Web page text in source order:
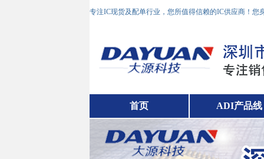
专注IC现货及配单行业，您所值得信赖的IC供应商！
首页 ADI产品线